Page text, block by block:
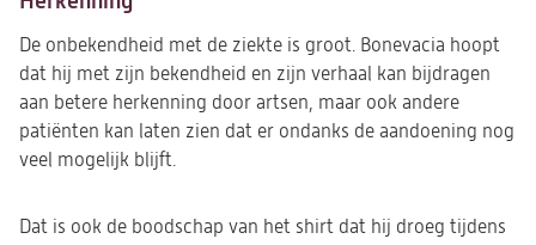
De onbekendheid met de ziekte is groot. Bonevacia hoopt
dat hij met zijn bekendheid en zijn verhaal kan bijdragen
aan betere herkenning door artsen, maar ook andere
patiënten kan laten zien dat er ondanks de aandoening nog
veel mogelijk blijft.
Dat is ook de boodschap van het shirt dat hij droeg tijdens